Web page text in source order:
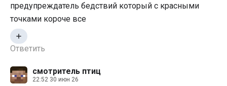
предупреждатель бедствий который с красными
точками короче все
Ответить
смотритель птиц
22:52 30 июн 26